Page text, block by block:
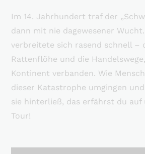
Im 14. Jahrhundert traf der
dann mit nie dagewesener
verbreitete sich rasend schnell –
Rattenflöhe und die
Kontinent verbanden. Wie
dieser Katastrophe umgingen
sie hinterließ, das erfährst du auf
Tour!